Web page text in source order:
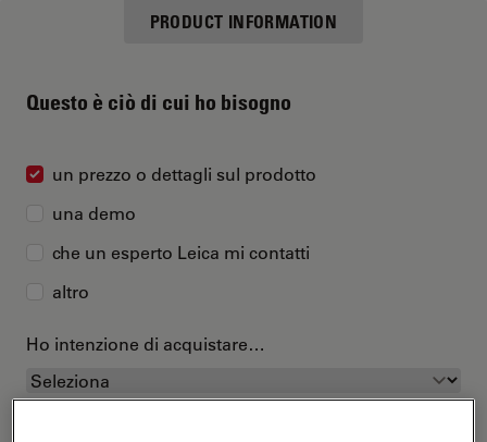
PRODUCT INFORMATION
Questo è ciò di cui ho bisogno
un prezzo o dettagli sul prodotto
una demo
che un esperto Leica mi contatti
altro
Ho intenzione di acquistare…